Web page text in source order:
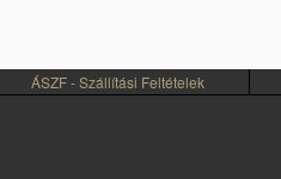
ÁSZF - Szállítási Feltételek